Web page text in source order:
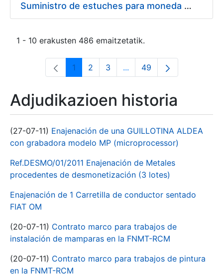
Suministro de estuches para moneda de 30 €
1 - 10 erakusten 486 emaitzetatik.
Orrialdea
1 Orrialdea
2 Orrialdea
3 ...Intermediate Pages Use
Orrialdea
49
Adjudikazioen historia
(27-07-11) Enajenación de una GUILLOTINA ALDEA
con grabadora modelo MP (microprocessor)
Ref.DESMO/01/2011 Enajenación de Metales
procedentes de desmonetización (3 lotes)
Enajenación de 1 Carretilla de conductor sentado
FIAT OM
(20-07-11) Contrato marco para trabajos de
instalación de mamparas en la FNMT-RCM
(20-07-11) Contrato marco para trabajos de pintura
en la FNMT-RCM